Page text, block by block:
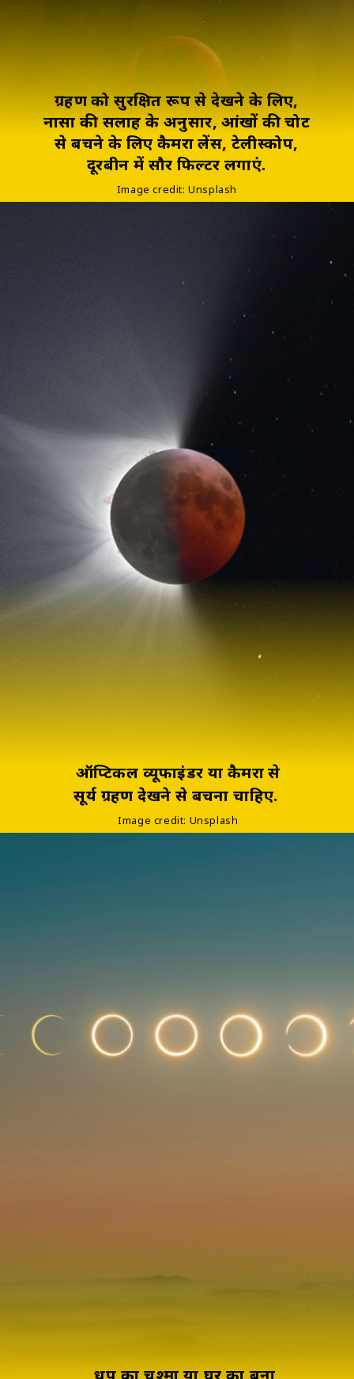
ग्रहण को सुरक्षित रूप से देखने के लिए,
नासा की सलाह के अनुसार, आंखों की चोट
से बचने के लिए कैमरा लेंस, टेलीस्कोप,
दूरबीन में सौर फिल्टर लगाएं.
Image credit: Unsplash
ऑप्टिकल व्यूफाइंडर या कैमरा से
सूर्य ग्रहण देखने से बचना चाहिए.
Image credit: Unsplash